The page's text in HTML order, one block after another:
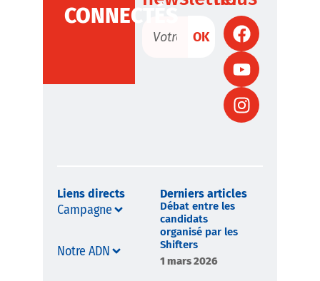
OK
CONNECTÉS
Liens directs
Campagne
Notre ADN
Derniers articles
Débat entre les
candidats
organisé par les
Shifters
1 mars 2026